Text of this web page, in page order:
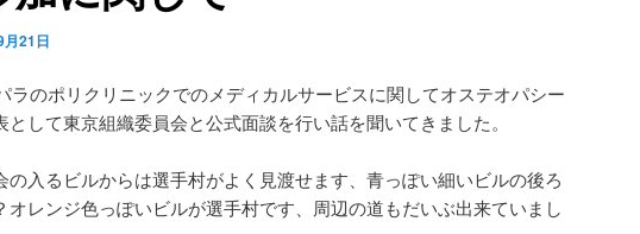
21日
ラのポリクリニックでのメディカルサービスに関してオステオパシー
として東京組織委員会と公式面談を行い話を聞いてきました。
の入るビルからは選手村がよく見渡せます、青っぽい細いビルの後ろ
オレンジ色っぽいビルが選手村です、周辺の道もだいぶ出来ていまし